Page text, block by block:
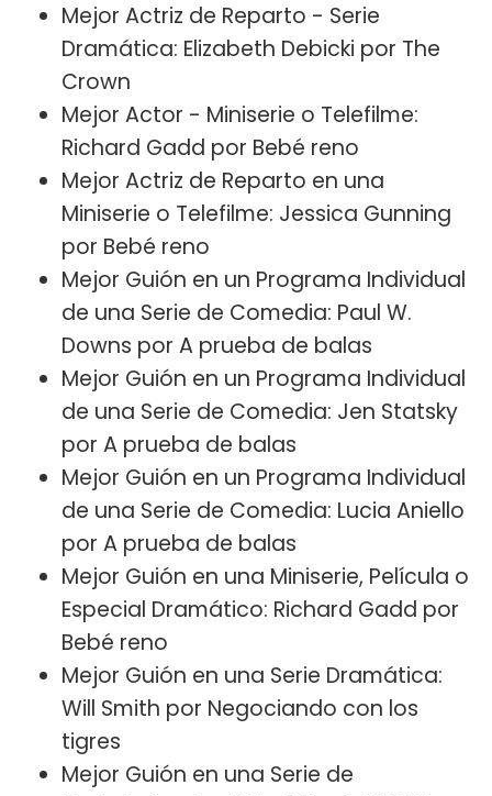
Mejor Actriz de Reparto - Serie
Dramática: Elizabeth Debicki por The
Crown
Mejor Actor - Miniserie o Telefilme:
Richard Gadd por Bebé reno
Mejor Actriz de Reparto en una
Miniserie o Telefilme: Jessica Gunning
por Bebé reno
Mejor Guión en un Programa Individual
de una Serie de Comedia: Paul W.
Downs por A prueba de balas
Mejor Guión en un Programa Individual
de una Serie de Comedia: Jen Statsky
por A prueba de balas
Mejor Guión en un Programa Individual
de una Serie de Comedia: Lucia Aniello
por A prueba de balas
Mejor Guión en una Miniserie, Película o
Especial Dramático: Richard Gadd por
Bebé reno
Mejor Guión en una Serie Dramática:
Will Smith por Negociando con los
tigres
Mejor Guión en una Serie de